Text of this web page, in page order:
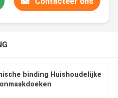
binding Huishoudelijke